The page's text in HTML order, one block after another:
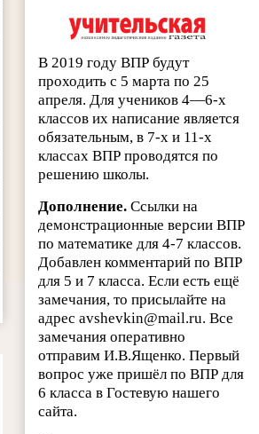
В 2019 году ВПР будут
проходить с 5 марта по 25
апреля. Для учеников 4—6-х
классов их написание является
обязательным, в 7-х и 11-х
классах ВПР проводятся по
решению школы.
Дополнение. Ссылки на
демонстрационные версии ВПР
по математике для 4-7 классов.
Добавлен комментарий по ВПР
для 5 и 7 класса. Если есть ещё
замечания, то присылайте на
адрес avshevkin@mail.ru. Все
замечания оперативно
отправим И.В.Ященко. Первый
вопрос уже пришёл по ВПР для
6 класса в Гостевую нашего
сайта.